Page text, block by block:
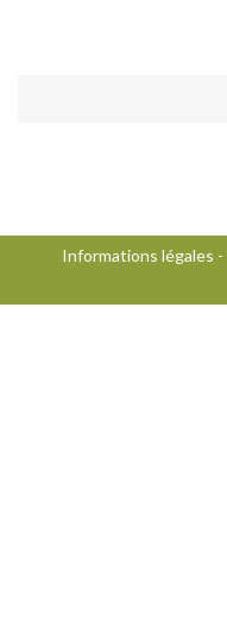
Informations légales -